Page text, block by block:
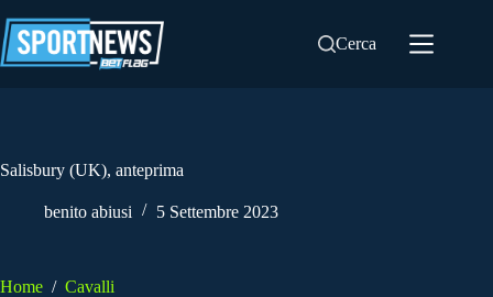
al
contenuto
Cerca
Salisbury (UK), anteprima
benito abiusi 5 Settembre 2023
Home / Cavalli